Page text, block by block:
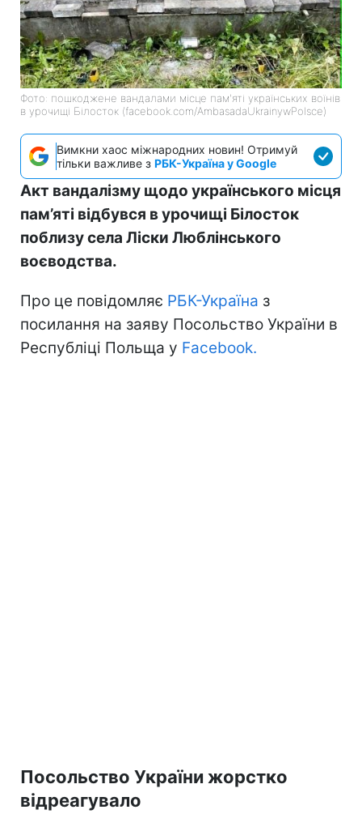
Фото: пошкоджене вандалами місце пам'яті українських воїнів
в урочищі Білосток (facebook.com/AmbasadaUkrainywPolsce)
Вимкни хаос міжнародних новин! Отримуй
тільки важливе з РБК-Україна у Google
Акт вандалізму щодо українського місця
пам’яті відбувся в урочищі Білосток
поблизу села Ліски Люблінського
воєводства.
Про це повідомляє РБК-Україна з
посилання на заяву Посольство України в
Республіці Польща у Facebook.
Посольство України жорстко
відреагувало